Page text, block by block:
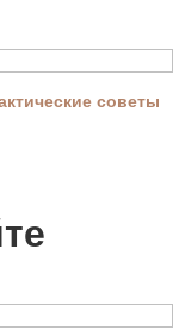
советы